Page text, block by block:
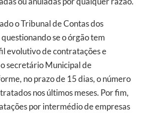
o Tribunal de Contas dos
se o órgão tem
evolutivo de contratações e
secretário Municipal de
no prazo de 15 dias, o número
nos últimos meses. Por fim,
por intermédio de empresas